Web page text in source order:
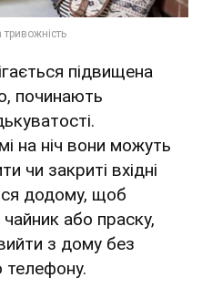
підвищена
починають
на ніч вони можуть
чи закриті вхідні
додому, щоб
або праску,
з дому без
телефону.